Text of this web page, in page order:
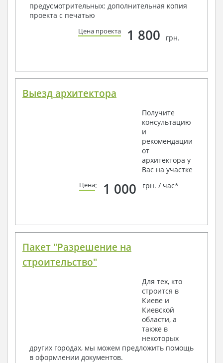
предусмотрительных: дополнительная копия
проекта с печатью
Цена проекта 1 800 грн.
Выезд архитектора
Получите
консультацию
и
рекомендации
от
архитектора у
Вас на участке
Цена: 1 000 грн. / час*
Пакет "Разрешение на
строительство"
Для тех, кто
строится в
Киеве и
Киевской
области, а
также в
некоторых
других городах, мы можем предложить помощь
в оформлении документов.